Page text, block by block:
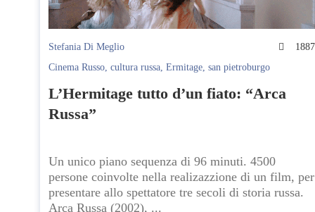
Stefania Di Meglio
1887
Cinema Russo, cultura russa, Ermitage, san pietroburgo
L’Hermitage tutto d’un fiato: “Arca
Russa”
Un unico piano sequenza di 96 minuti. 4500
persone coinvolte nella realizazzione di un film, per
presentare allo spettatore tre secoli di storia russa.
Arca Russa (2002), ...